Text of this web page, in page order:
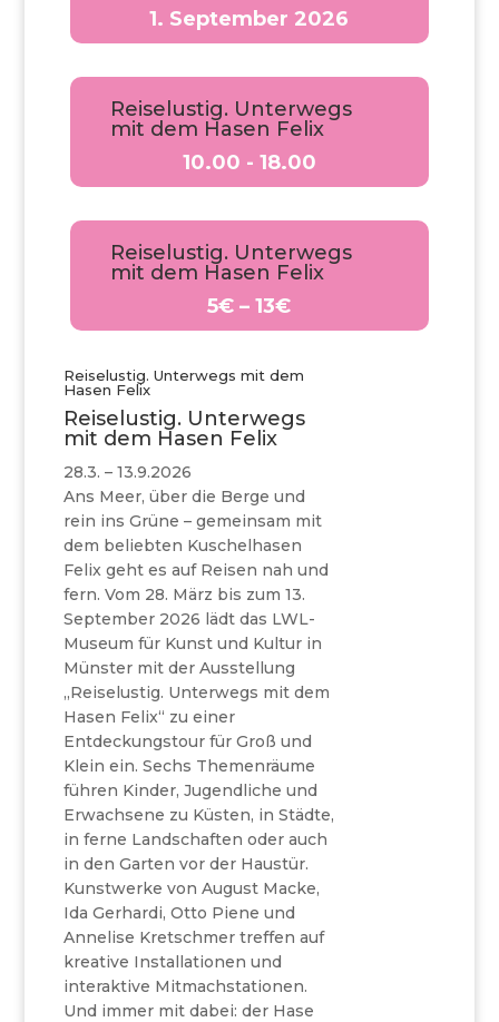
1. September 2026
Reiselustig. Unterwegs
mit dem Hasen Felix
10.00 - 18.00
Reiselustig. Unterwegs
mit dem Hasen Felix
5€ – 13€
Reiselustig. Unterwegs mit dem
Hasen Felix
Reiselustig. Unterwegs
mit dem Hasen Felix
28.3. – 13.9.2026
Ans Meer, über die Berge und
rein ins Grüne – gemeinsam mit
dem beliebten Kuschelhasen
Felix geht es auf Reisen nah und
fern. Vom 28. März bis zum 13.
September 2026 lädt das LWL-
Museum für Kunst und Kultur in
Münster mit der Ausstellung
„Reiselustig. Unterwegs mit dem
Hasen Felix“ zu einer
Entdeckungstour für Groß und
Klein ein. Sechs Themenräume
führen Kinder, Jugendliche und
Erwachsene zu Küsten, in Städte,
in ferne Landschaften oder auch
in den Garten vor der Haustür.
Kunstwerke von August Macke,
Ida Gerhardi, Otto Piene und
Annelise Kretschmer treffen auf
kreative Installationen und
interaktive Mitmachstationen.
Und immer mit dabei: der Hase